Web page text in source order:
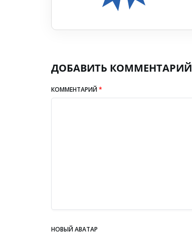
ДОБАВИТЬ КОММЕНТАРИЙ
КОММЕНТАРИЙ*
НОВЫЙ АВАТАР